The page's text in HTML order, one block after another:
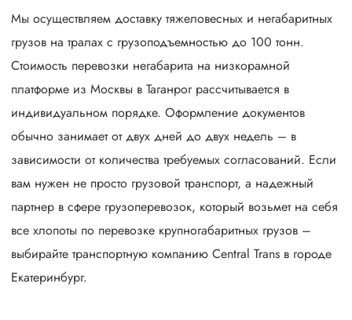
Мы осуществляем доставку тяжеловесных и негабаритных
грузов на тралах с грузоподъемностью до 100 тонн.
Стоимость перевозки негабарита на низкорамной
платформе из Москвы в Таганрог рассчитывается в
индивидуальном порядке. Оформление документов
обычно занимает от двух дней до двух недель – в
зависимости от количества требуемых согласований. Если
вам нужен не просто грузовой транспорт, а надежный
партнер в сфере грузоперевозок, который возьмет на себя
все хлопоты по перевозке крупногабаритных грузов –
выбирайте транспортную компанию Central Trans в городе
Екатеринбург.